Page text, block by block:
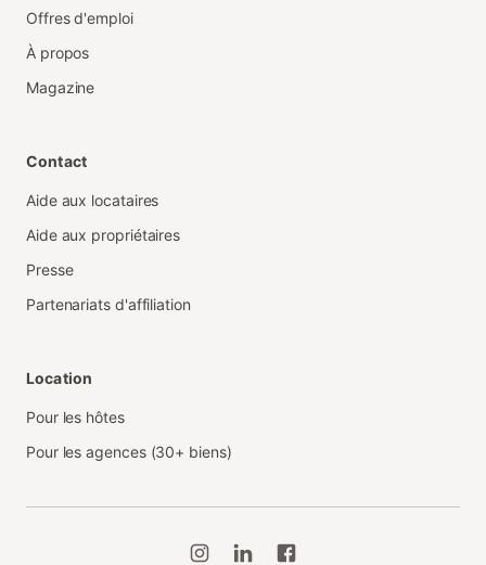
Offres d'emploi
À propos
Magazine
Contact
Aide aux locataires
Aide aux propriétaires
Presse
Partenariats d'affiliation
Location
Pour les hôtes
Pour les agences (30+ biens)